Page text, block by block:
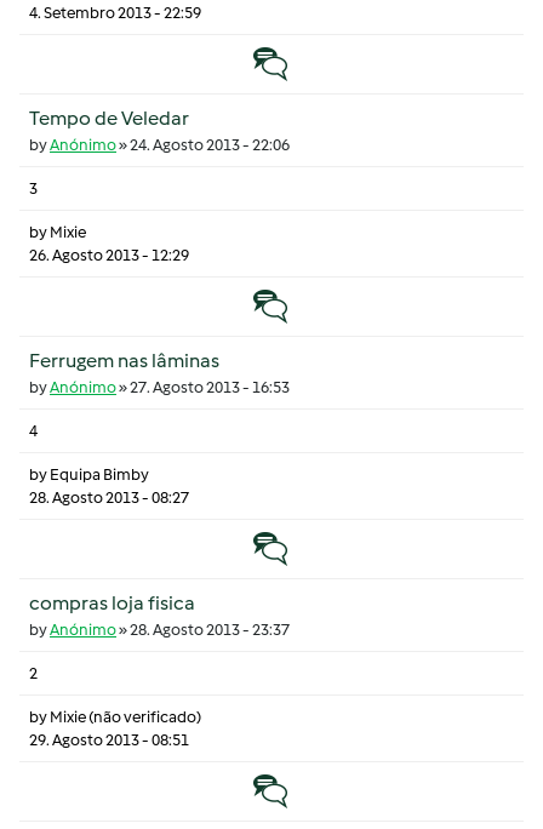
4. Setembro 2013 - 22:59
Tópico normal
Tempo de Veledar
byAnónimo»24. Agosto 2013 - 22:06
3
by Mixie
26. Agosto 2013 - 12:29
Tópico normal
Ferrugem nas lâminas
byAnónimo»27. Agosto 2013 - 16:53
4
by Equipa Bimby
28. Agosto 2013 - 08:27
Tópico normal
compras loja fisica
byAnónimo»28. Agosto 2013 - 23:37
2
by Mixie (não verificado)
29. Agosto 2013 - 08:51
Tópico normal